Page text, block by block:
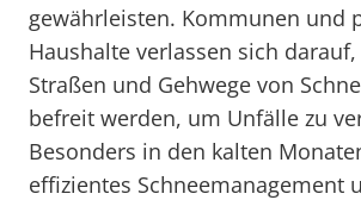
gewährleisten. Kommunen und
Haushalte verlassen sich
Straßen und Gehwege von
befreit werden, um Unfälle zu
Besonders in den kalten
effizientes Schneemanagement